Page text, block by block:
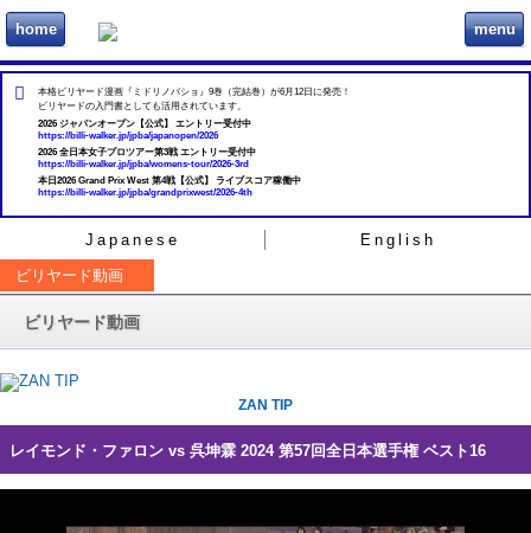
home ビリヲカ menu
本格ビリヤード漫画『ミドリノバショ』9巻（完結巻）が6月12日に発売！
ビリヤードの入門書としても活用されています。
2026 ジャパンオープン【公式】 エントリー受付中
https://billi-walker.jp/jpba/japanopen/2026
2026 全日本女子プロツアー第3戦 エントリー受付中
https://billi-walker.jp/jpba/womens-tour/2026-3rd
本日2026 Grand Prix West 第4戦【公式】 ライブスコア稼働中
https://billi-walker.jp/jpba/grandprixwest/2026-4th
Japanese
English
ビリヤード動画
ビリヤード動画
ZAN TIP
レイモンド・ファロン vs 呉坤霖 2024 第57回全日本選手権 ベスト16